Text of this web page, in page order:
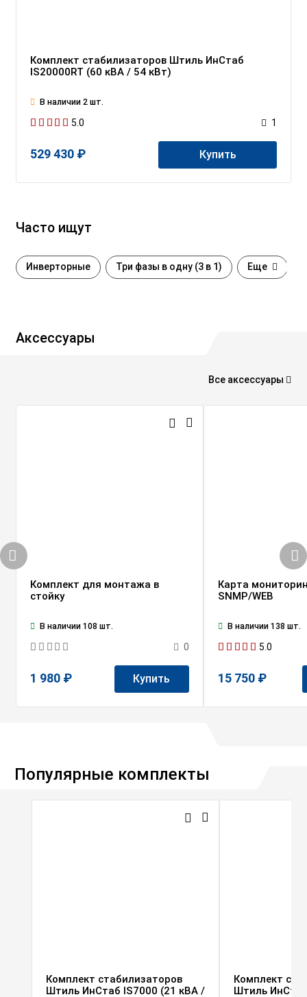
Комплект стабилизаторов Штиль ИнСтаб
IS20000RT (60 кВА / 54 кВт)
В наличии 2 шт.
5.0 1
529 430 ₽ Купить
Часто ищут
Инверторные Три фазы в одну (3 в 1) Еще
Аксессуары
Все аксессуары
Комплект для монтажа в
стойку
В наличии 108 шт.
0
1 980 ₽ Купить
Карта
SNMP/WEB
В наличии 138 шт.
5.0
15 750 ₽
Популярные комплекты
Комплект стабилизаторов
Штиль ИнСтаб IS7000 (21 кВА /
Комплект
Штиль